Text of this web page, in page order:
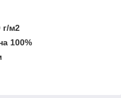
г/м2
100%